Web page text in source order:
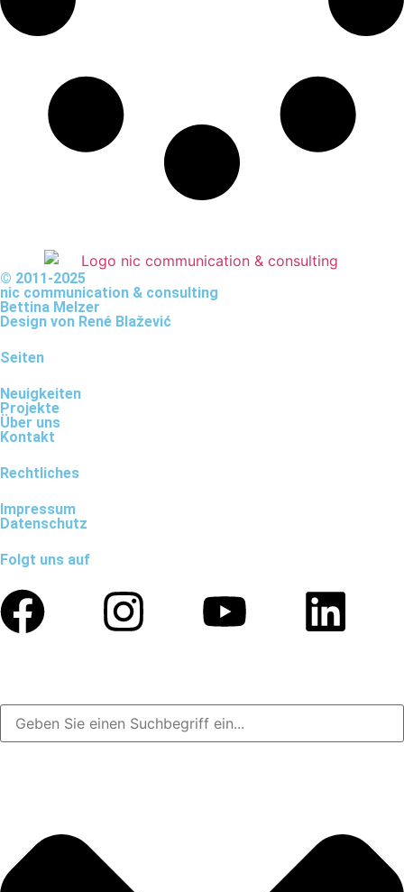
© 2011-2025
nic communication & consulting
Bettina Melzer
Design von René Blažević
Seiten
Neuigkeiten
Projekte
Über uns
Kontakt
Rechtliches
Impressum
Datenschutz
Folgt uns auf